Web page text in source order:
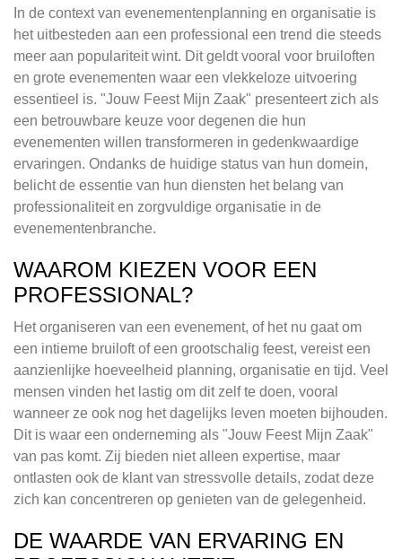
In de context van evenementenplanning en organisatie is
het uitbesteden aan een professional een trend die steeds
meer aan populariteit wint. Dit geldt vooral voor bruiloften
en grote evenementen waar een vlekkeloze uitvoering
essentieel is. "Jouw Feest Mijn Zaak" presenteert zich als
een betrouwbare keuze voor degenen die hun
evenementen willen transformeren in gedenkwaardige
ervaringen. Ondanks de huidige status van hun domein,
belicht de essentie van hun diensten het belang van
professionaliteit en zorgvuldige organisatie in de
evenementenbranche.
WAAROM KIEZEN VOOR EEN
PROFESSIONAL?
Het organiseren van een evenement, of het nu gaat om
een intieme bruiloft of een grootschalig feest, vereist een
aanzienlijke hoeveelheid planning, organisatie en tijd. Veel
mensen vinden het lastig om dit zelf te doen, vooral
wanneer ze ook nog het dagelijks leven moeten bijhouden.
Dit is waar een onderneming als "Jouw Feest Mijn Zaak"
van pas komt. Zij bieden niet alleen expertise, maar
ontlasten ook de klant van stressvolle details, zodat deze
zich kan concentreren op genieten van de gelegenheid.
DE WAARDE VAN ERVARING EN